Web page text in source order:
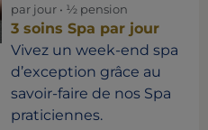
par jour • ½ pension
3 soins Spa par jour
Vivez un week-end spa
d’exception grâce au
savoir-faire de nos Spa
praticiennes.